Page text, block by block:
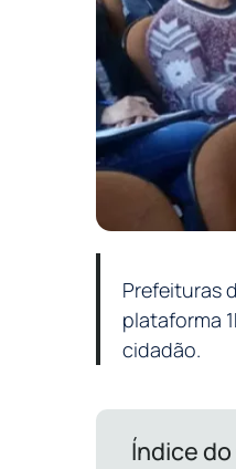
Prefeituras
plataforma
cidadão.
Índice